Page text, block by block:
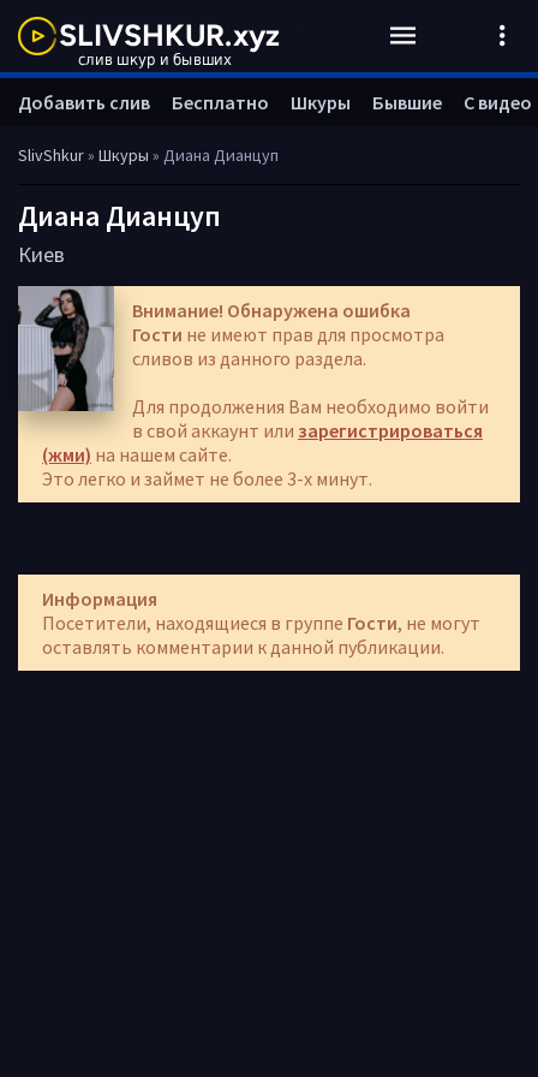
SlivShkur» Шкуры » Диана Дианцуп
Диана Дианцуп
Киев
Внимание! Обнаружена ошибка
Гости не имеют прав для просмотра
сливов из данного раздела.
Для продолжения Вам необходимо войти
в свой аккаунт или зарегистрироваться
(жми) на нашем сайте.
Это легко и займет не более 3-х минут.
Информация
Посетители, находящиеся в группе Гости, не могут
оставлять комментарии к данной публикации.
Добавить слив Бесплатно Шкуры Бывшие С видео